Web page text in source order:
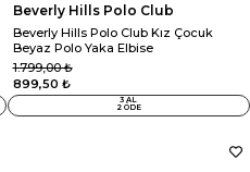
Beverly Hills Polo Club
Beverly Hills Polo Club Kız Çocuk
Beyaz Polo Yaka Elbise
899,50 ₺
1.799,00 ₺
3 AL
2 ÖDE